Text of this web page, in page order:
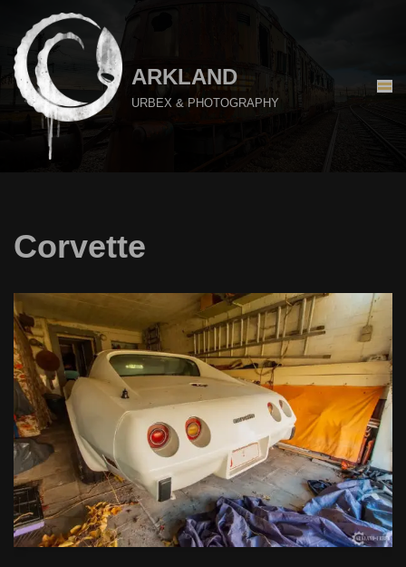
Aller
au
contenu
ARKLAND
URBEX & PHOTOGRAPHY
Corvette